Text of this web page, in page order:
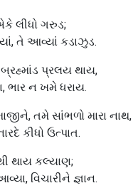
લીધો ગરુડ;
તે આવ્યાં કડાઝુડ.
પ્રલય થાય,
ભાર ન ખમે ધરાય.
તમે સાંભળો મારા નાથ,
કીધો ઉત્પાત.
થાય કલ્યાણ;
વિચારીને જ્ઞાન.